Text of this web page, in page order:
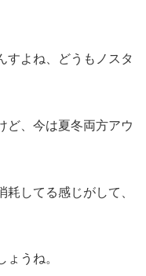
すよね、どうもノスタ
ど、今は夏冬両方アウ
してる感じがして、
うね。